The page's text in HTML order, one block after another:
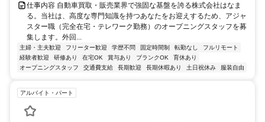
仕事内容 自動車買取・販売業界で強固な基盤を誇る株式会社はなま
る。当社は、高度な専門知識を持つあなたをお迎えするため、アジャ
スター職（完全在宅・テレワーク勤務）のオープニングスタッフを募
集します。外回...
主婦・主夫歓迎 フリーター歓迎 学歴不問 固定時間制 転勤なし
フルリモート
経験者歓迎
研修あり 在宅OK 賞与あり ブランクOK
育休あり
オープニングスタッフ
交通費支給 長期歓迎 長期休暇あり 土日祝休み 服装自由
アルバイト・パート